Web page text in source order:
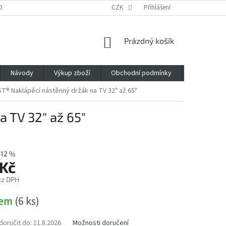
ÚDAJŮ CZK Přihlášení
NÁKUPNÍ
Prázdný košík
Návody Výkup zboží Obchodní podmínky
Naklápěcí nástěnný držák na TV 32" až 65"
TV 32" až 65"
%
DPH
(6 ks)
do: 11.8.2026 Možnosti doručení